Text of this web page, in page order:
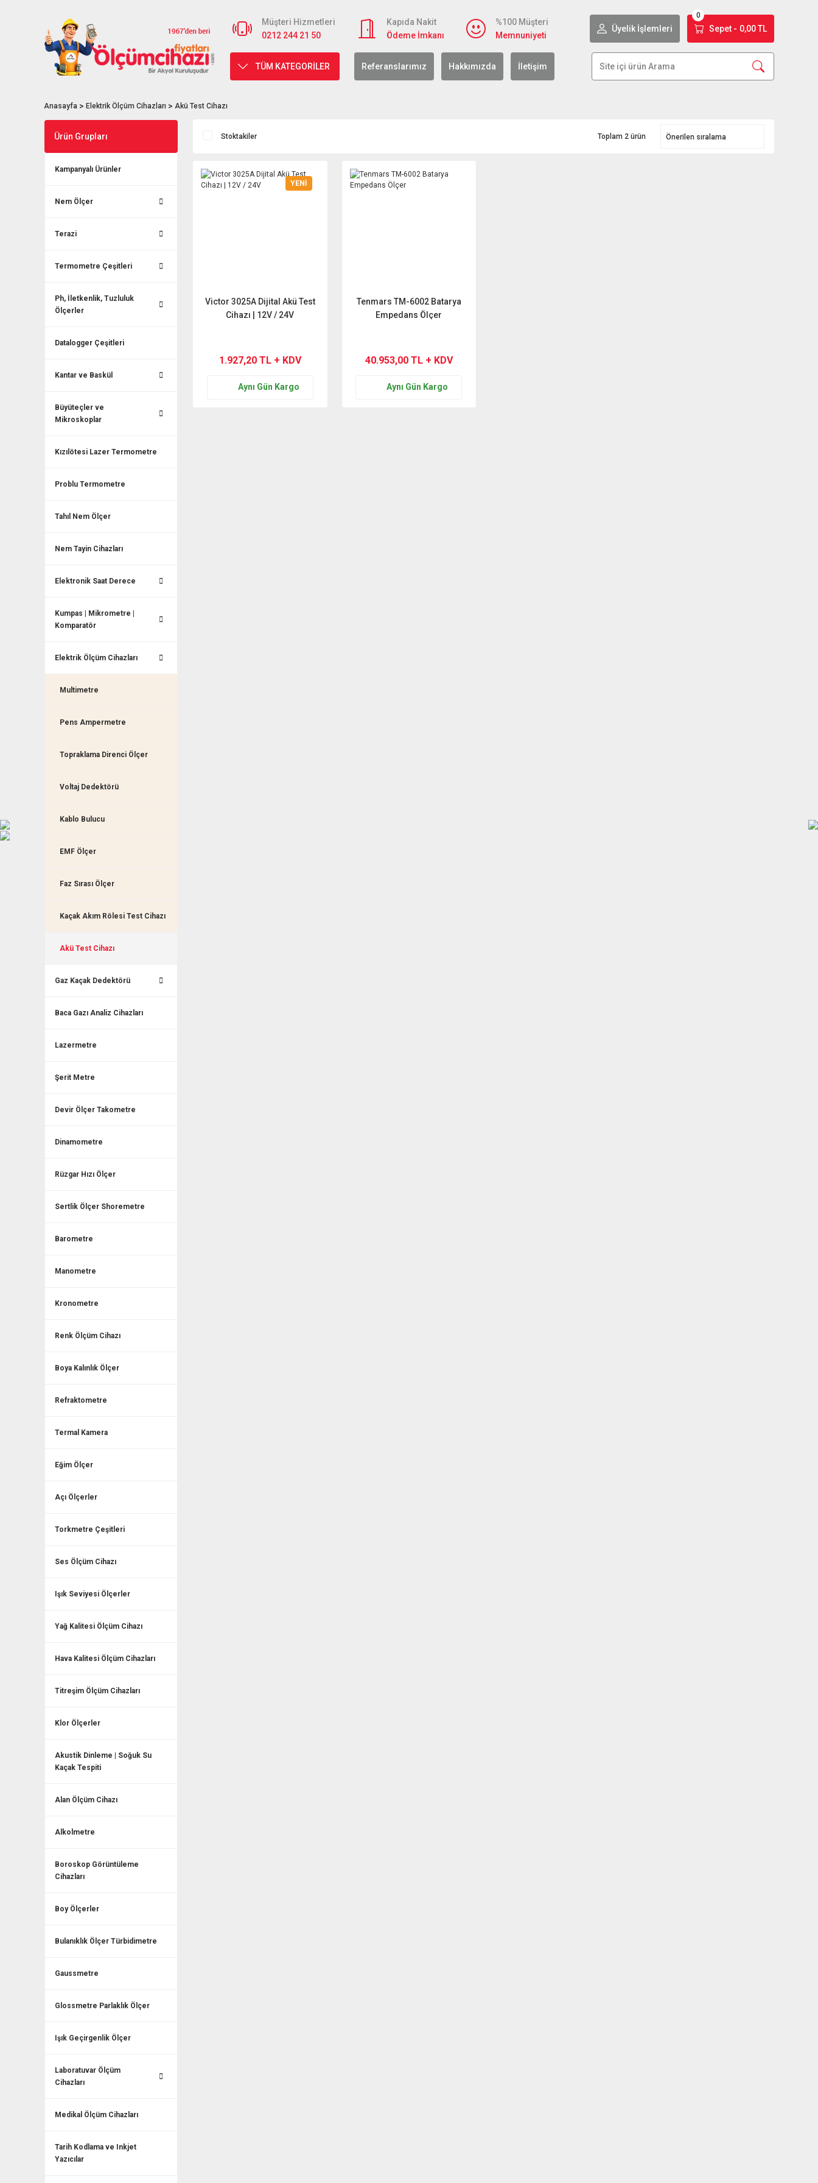
Müşteri Hizmetleri
0212 244 21 50
Kapıda Nakit
Ödeme İmkanı
%100 Müşteri
Memnuniyeti
Üyelik İşlemleri Sepet -
0
0,00 TL
TÜM KATEGORİLER Referanslarımız Hakkımızda İletişim
Anasayfa Elektrik Ölçüm Cihazları Akü Test Cihazı
Ürün Grupları
Kampanyalı Ürünler
Nem Ölçer
Terazi
Termometre Çeşitleri
Ph, İletkenlik, Tuzluluk
Ölçerler
Datalogger Çeşitleri
Kantar ve Baskül
Büyüteçler ve
Mikroskoplar
Kızılötesi Lazer Termometre
Problu Termometre
Tahıl Nem Ölçer
Nem Tayin Cihazları
Elektronik Saat Derece
Kumpas | Mikrometre |
Komparatör
Elektrik Ölçüm Cihazları
Multimetre
Pens Ampermetre
Topraklama Direnci Ölçer
Voltaj Dedektörü
Kablo Bulucu
EMF Ölçer
Faz Sırası Ölçer
Kaçak Akım Rölesi Test Cihazı
Akü Test Cihazı
Gaz Kaçak Dedektörü
Baca Gazı Analiz Cihazları
Lazermetre
Şerit Metre
Devir Ölçer Takometre
Dinamometre
Rüzgar Hızı Ölçer
Sertlik Ölçer Shoremetre
Barometre
Manometre
Kronometre
Renk Ölçüm Cihazı
Boya Kalınlık Ölçer
Refraktometre
Termal Kamera
Eğim Ölçer
Açı Ölçerler
Torkmetre Çeşitleri
Ses Ölçüm Cihazı
Işık Seviyesi Ölçerler
Yağ Kalitesi Ölçüm Cihazı
Hava Kalitesi Ölçüm Cihazları
Titreşim Ölçüm Cihazları
Klor Ölçerler
Akustik Dinleme | Soğuk Su
Kaçak Tespiti
Alan Ölçüm Cihazı
Alkolmetre
Boroskop Görüntüleme
Cihazları
Boy Ölçerler
Bulanıklık Ölçer Türbidimetre
Gaussmetre
Glossmetre Parlaklık Ölçer
Işık Geçirgenlik Ölçer
Laboratuvar Ölçüm
Cihazları
Medikal Ölçüm Cihazları
Tarih Kodlama ve Inkjet
Yazıcılar
Stoktakiler Toplam 2 ürün
YENİ
Victor 3025A Dijital Akü Test
Cihazı | 12V / 24V
1.927,20 TL + KDV
Aynı Gün Kargo
Tenmars TM-6002 Batarya
Empedans Ölçer
40.953,00 TL + KDV
Aynı Gün Kargo